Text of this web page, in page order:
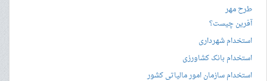
طرح مهر
آفرین چیست؟
استخدام شهرداری
استخدام بانک کشاورزی
استخدام سازمان امور مالیاتی کشور